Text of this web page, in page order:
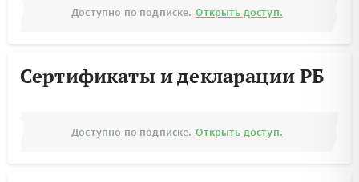
Доступно по подписке. Открыть доступ.
Сертификаты и декларации РБ
Доступно по подписке. Открыть доступ.